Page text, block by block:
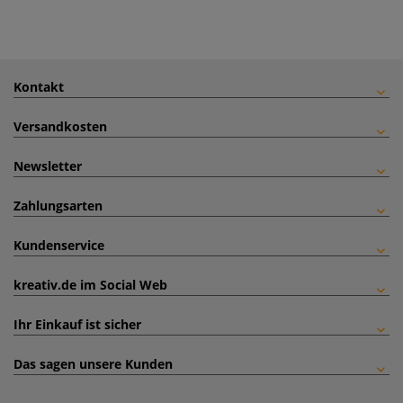
Kontakt
Versandkosten
Newsletter
Zahlungsarten
Kundenservice
kreativ.de im Social Web
Ihr Einkauf ist sicher
Das sagen unsere Kunden